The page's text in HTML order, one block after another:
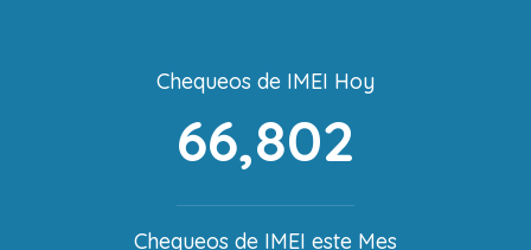
Chequeos de IMEI Hoy
66,802
Chequeos de IMEI este Mes